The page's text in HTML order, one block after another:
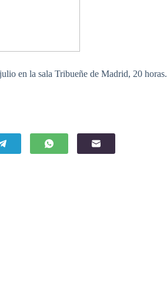
en la sala Tribueñe de Madrid, 20 horas.